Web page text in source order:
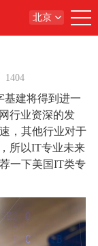
北京
1404
基建将得到进一
行业资深的发
，其他行业对于
所以IT专业未来
一下美国IT类专